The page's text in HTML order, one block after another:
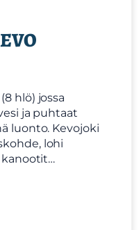
hlö) jossa
ja puhtaat
luonto. Kevojoki
lohi
kanootit…